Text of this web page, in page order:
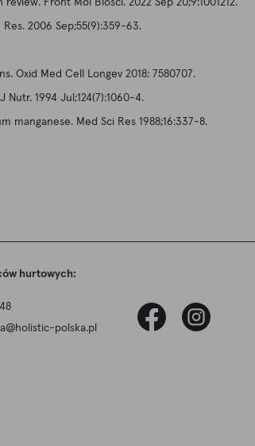
Front Mol Biosci. 2022 Sep 20;9:1001212.
2006 Sep;55(9):359-63.
Oxid Med Cell Longev 2018: 7580707.
1994 Jul;124(7):1060-4.
Med Sci Res 1988;16:337-8.
hurtowych:
polska.pl